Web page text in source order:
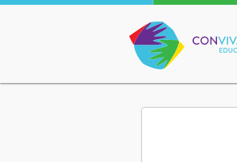
Conviva Educação